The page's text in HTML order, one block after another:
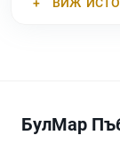
ВИЖ
БулМар